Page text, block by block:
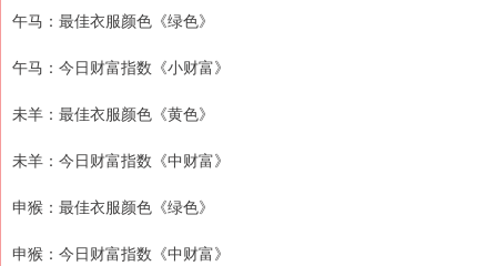
午马：最佳衣服颜色《绿色》
午马：今日财富指数《小财富》
未羊：最佳衣服颜色《黄色》
未羊：今日财富指数《中财富》
申猴：最佳衣服颜色《绿色》
申猴：今日财富指数《中财富》